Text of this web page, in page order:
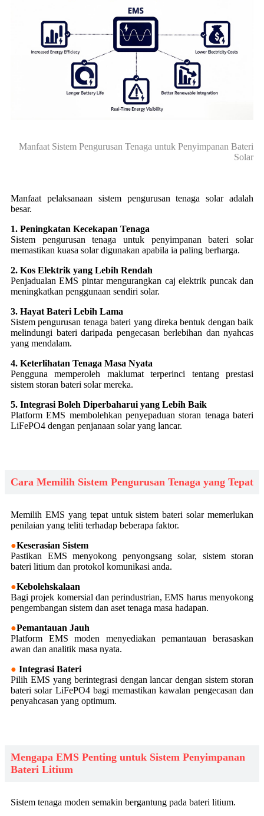
Manfaat Sistem Pengurusan Tenaga untuk Penyimpanan Bateri
Solar
Manfaat pelaksanaan sistem pengurusan tenaga solar adalah
besar.
1. Peningkatan Kecekapan Tenaga
Sistem pengurusan tenaga untuk penyimpanan bateri solar
memastikan kuasa solar digunakan apabila ia paling berharga.
2. Kos Elektrik yang Lebih Rendah
Penjadualan EMS pintar mengurangkan caj elektrik puncak dan
meningkatkan penggunaan sendiri solar.
3. Hayat Bateri Lebih Lama
Sistem pengurusan tenaga bateri yang direka bentuk dengan baik
melindungi bateri daripada pengecasan berlebihan dan nyahcas
yang mendalam.
4. Keterlihatan Tenaga Masa Nyata
Pengguna memperoleh maklumat terperinci tentang prestasi
sistem storan bateri solar mereka.
5. Integrasi Boleh Diperbaharui yang Lebih Baik
Platform EMS membolehkan penyepaduan storan tenaga bateri
LiFePO4 dengan penjanaan solar yang lancar.
Cara Memilih Sistem Pengurusan Tenaga yang Tepat
Memilih EMS yang tepat untuk sistem bateri solar memerlukan
penilaian yang teliti terhadap beberapa faktor.
●Keserasian Sistem
Pastikan EMS menyokong penyongsang solar, sistem storan
bateri litium dan protokol komunikasi anda.
●Kebolehskalaan
Bagi projek komersial dan perindustrian, EMS harus menyokong
pengembangan sistem dan aset tenaga masa hadapan.
●Pemantauan Jauh
Platform EMS moden menyediakan pemantauan berasaskan
awan dan analitik masa nyata.
● Integrasi Bateri
Pilih EMS yang berintegrasi dengan lancar dengan sistem storan
bateri solar LiFePO4 bagi memastikan kawalan pengecasan dan
penyahcasan yang optimum.
Mengapa EMS Penting untuk Sistem Penyimpanan
Bateri Litium
Sistem tenaga moden semakin bergantung pada bateri litium.